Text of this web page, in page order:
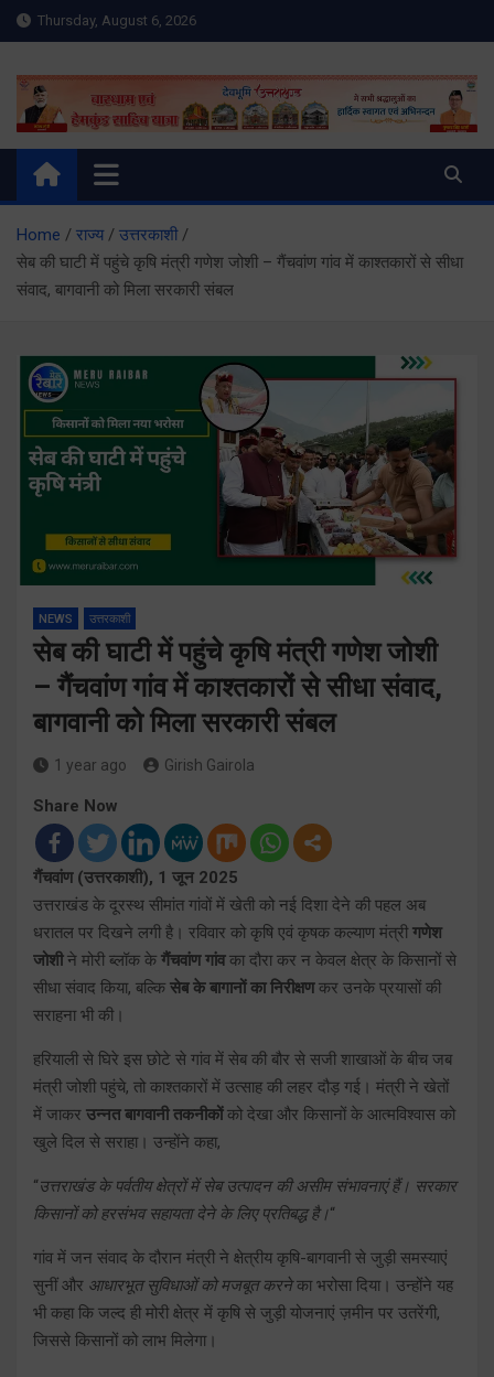
Skip
to
Thursday, August 6, 2026
Meru Raibar | Uttarakhand
News | Uttarkashi News
meruraibar.com
Home राज्य
उत्तरकाशी
सेब की घाटी में पहुंचे कृषि मंत्री गणेश जोशी – गैंचवांण गांव में काश्तकारों से सीधा
संवाद, बागवानी को मिला सरकारी संबल
NEWS उत्तरकाशी
सेब की घाटी में पहुंचे कृषि मंत्री गणेश जोशी
– गैंचवांण गांव में काश्तकारों से सीधा संवाद,
बागवानी को मिला सरकारी संबल
1 year ago Girish Gairola
Share Now
गैंचवांण (उत्तरकाशी), 1 जून 2025
उत्तराखंड के दूरस्थ सीमांत गांवों में खेती को नई दिशा देने की पहल अब
धरातल पर दिखने लगी है। रविवार को कृषि एवं कृषक कल्याण मंत्रीगणेश
जोशीने मोरी ब्लॉक के गैंचवांण गांवका दौरा कर न केवल क्षेत्र के किसानों से
सीधा संवाद किया, बल्कि सेब के बागानों का निरीक्षणकर उनके प्रयासों की
सराहना भी की।
हरियाली से घिरे इस छोटे से गांव में सेब की बौर से सजी शाखाओं के बीच जब
मंत्री जोशी पहुंचे, तो काश्तकारों में उत्साह की लहर दौड़ गई। मंत्री ने खेतों
में जाकर उन्नत बागवानी तकनीकोंको देखा और किसानों के आत्मविश्वास को
खुले दिल से सराहा। उन्होंने कहा,
“उत्तराखंड के पर्वतीय क्षेत्रों में सेब उत्पादन की असीम संभावनाएं हैं। सरकार
किसानों को हरसंभव सहायता देने के लिए प्रतिबद्ध है।“
गांव में जन संवाद के दौरान मंत्री ने क्षेत्रीय कृषि-बागवानी से जुड़ी समस्याएं
सुनीं और आधारभूत सुविधाओं को मजबूत करनेका भरोसा दिया। उन्होंने यह
भी कहा कि जल्द ही मोरी क्षेत्र में कृषि से जुड़ी योजनाएं ज़मीन पर उतरेंगी,
जिससे किसानों को लाभ मिलेगा।